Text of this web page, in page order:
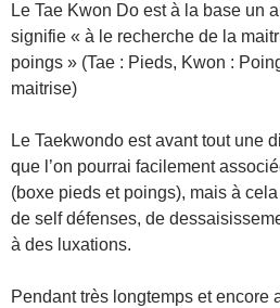
Le Tae Kwon Do est à la base un
signifie « à le recherche de la
poings » (Tae : Pieds, Kwon :
maitrise)
Le Taekwondo est avant tout une
que l’on pourrai facilement
(boxe pieds et poings), mais à
de self défenses, de
à des luxations.
Pendant très longtemps et encore